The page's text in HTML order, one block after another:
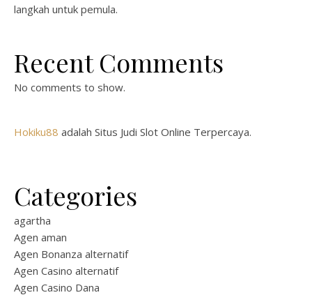
langkah untuk pemula.
Recent Comments
No comments to show.
Hokiku88 adalah Situs Judi Slot Online Terpercaya.
Categories
agartha
Agen aman
Agen Bonanza alternatif
Agen Casino alternatif
Agen Casino Dana